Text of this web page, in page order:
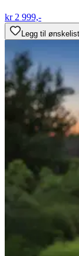
kr 2 999,-
Legg til